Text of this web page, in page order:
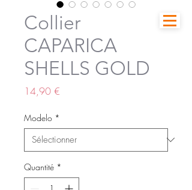
Collier
CAPARICA
SHELLS GOLD
14,90 €
Modelo *
Quantité *